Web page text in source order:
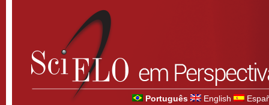
Português English